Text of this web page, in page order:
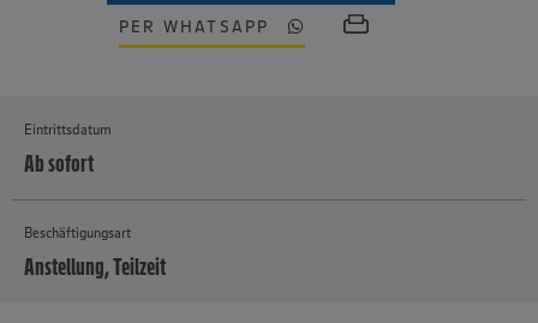
PER WHATSAPP
Eintrittsdatum
Ab sofort
Beschäftigungsart
Anstellung, Teilzeit